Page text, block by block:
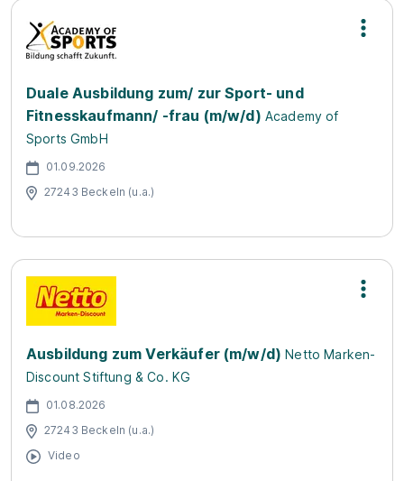
Duale Ausbildung zum/ zur Sport- und
Fitnesskaufmann/ -frau (m/w/d) Academy of
Sports GmbH
01.09.2026
27243 Beckeln (u.a.)
Ausbildung zum Verkäufer (m/w/d) Netto Marken-
Discount Stiftung & Co. KG
01.08.2026
27243 Beckeln (u.a.)
Video